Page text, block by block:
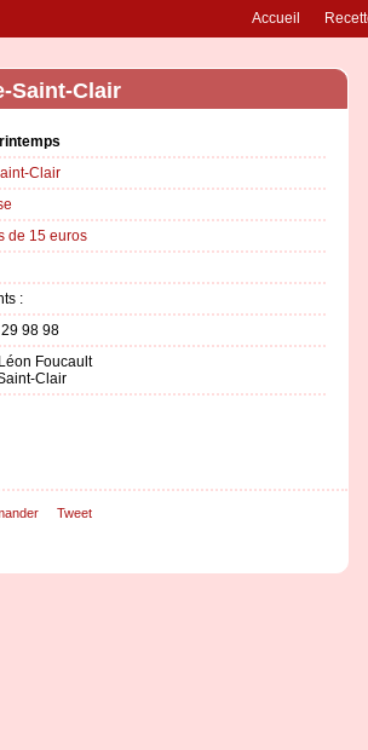
Accueil
Saint-Clair
Clair
de 15 euros
:
98 98
Foucault
Clair
Tweet